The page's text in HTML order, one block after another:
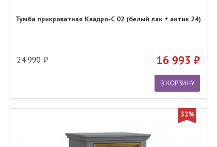
Тумба прикроватная Квадро-С 02 (белый лак + антик 24)
24 990 16 993
В КОРЗИНУ
32%